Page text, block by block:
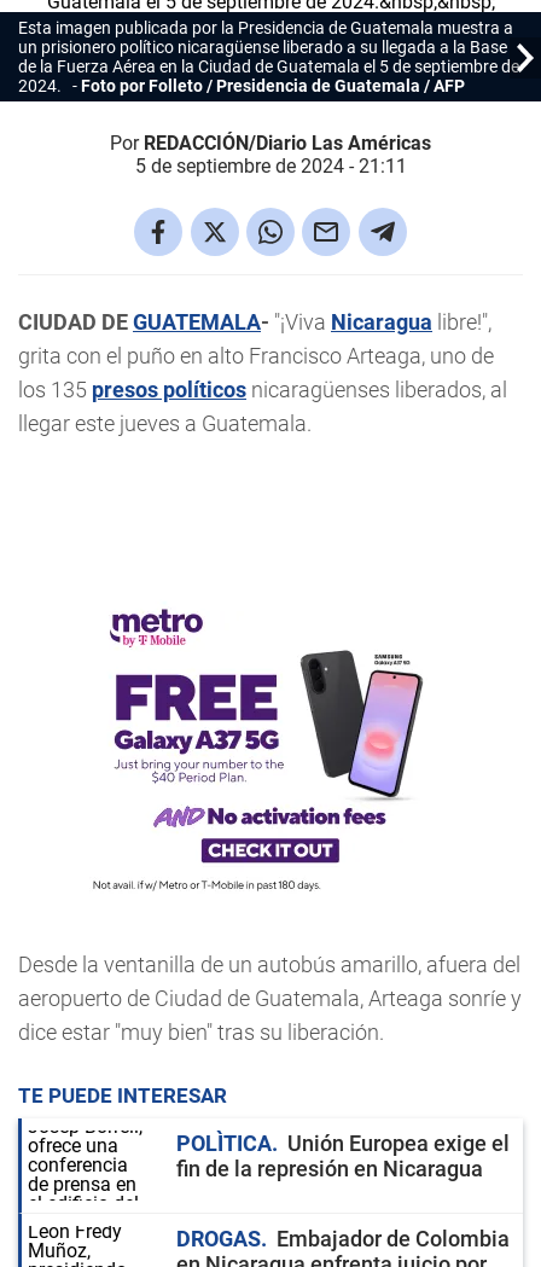
Esta imagen publicada por la Presidencia de Guatemala muestra a
un prisionero político nicaragüense liberado a su llegada a la Base
de la Fuerza Aérea en la Ciudad de Guatemala el 5 de septiembre de
2024.
Foto por Folleto / Presidencia de Guatemala / AFP
Por REDACCIÓN/Diario Las Américas
5 de septiembre de 2024 - 21:11
CIUDAD DEGUATEMALA- "¡Viva Nicaragua libre!",
grita con el puño en alto Francisco Arteaga, uno de
los 135 presos políticos nicaragüenses liberados, al
llegar este jueves a Guatemala.
Desde la ventanilla de un autobús amarillo, afuera del
aeropuerto de Ciudad de Guatemala, Arteaga sonríe y
dice estar "muy bien" tras su liberación.
TE PUEDE INTERESAR
POLÌTICA
Unión Europea exige el
fin de la represión en Nicaragua
DROGAS
Embajador de Colombia